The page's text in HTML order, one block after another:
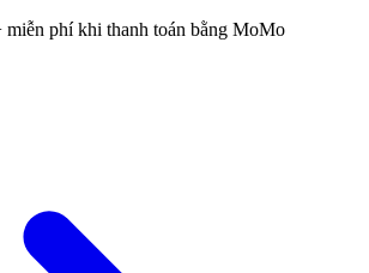
phí khi thanh toán bằng MoMo